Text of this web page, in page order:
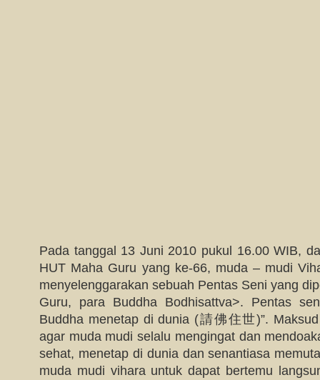
Pada tanggal 13 Juni 2010 pukul 16.00 WIB,
HUT Maha Guru yang ke-66, muda – mudi
menyelenggarakan sebuah Pentas Seni yang
Guru, para Buddha Bodhisattva>. Pentas
Buddha menetap di dunia (請佛住世)”.
agar muda mudi selalu mengingat dan
sehat, menetap di dunia dan senantiasa
muda mudi vihara untuk dapat bertemu